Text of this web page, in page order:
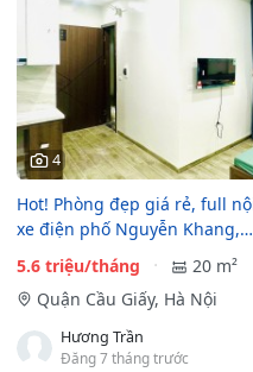
4
Hot! Phòng đẹp giá rẻ, full
xe điện phố Nguyễn Khang,…
5.6 triệu/tháng
20 m²
Quận Cầu Giấy, Hà Nội
Hương Trần
Đăng 7 tháng trước